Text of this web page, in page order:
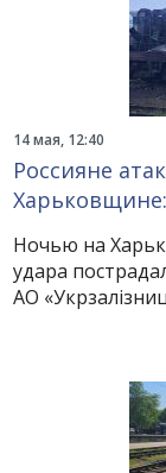
14 мая, 12:40
Россияне
Ночью на
удара
АО